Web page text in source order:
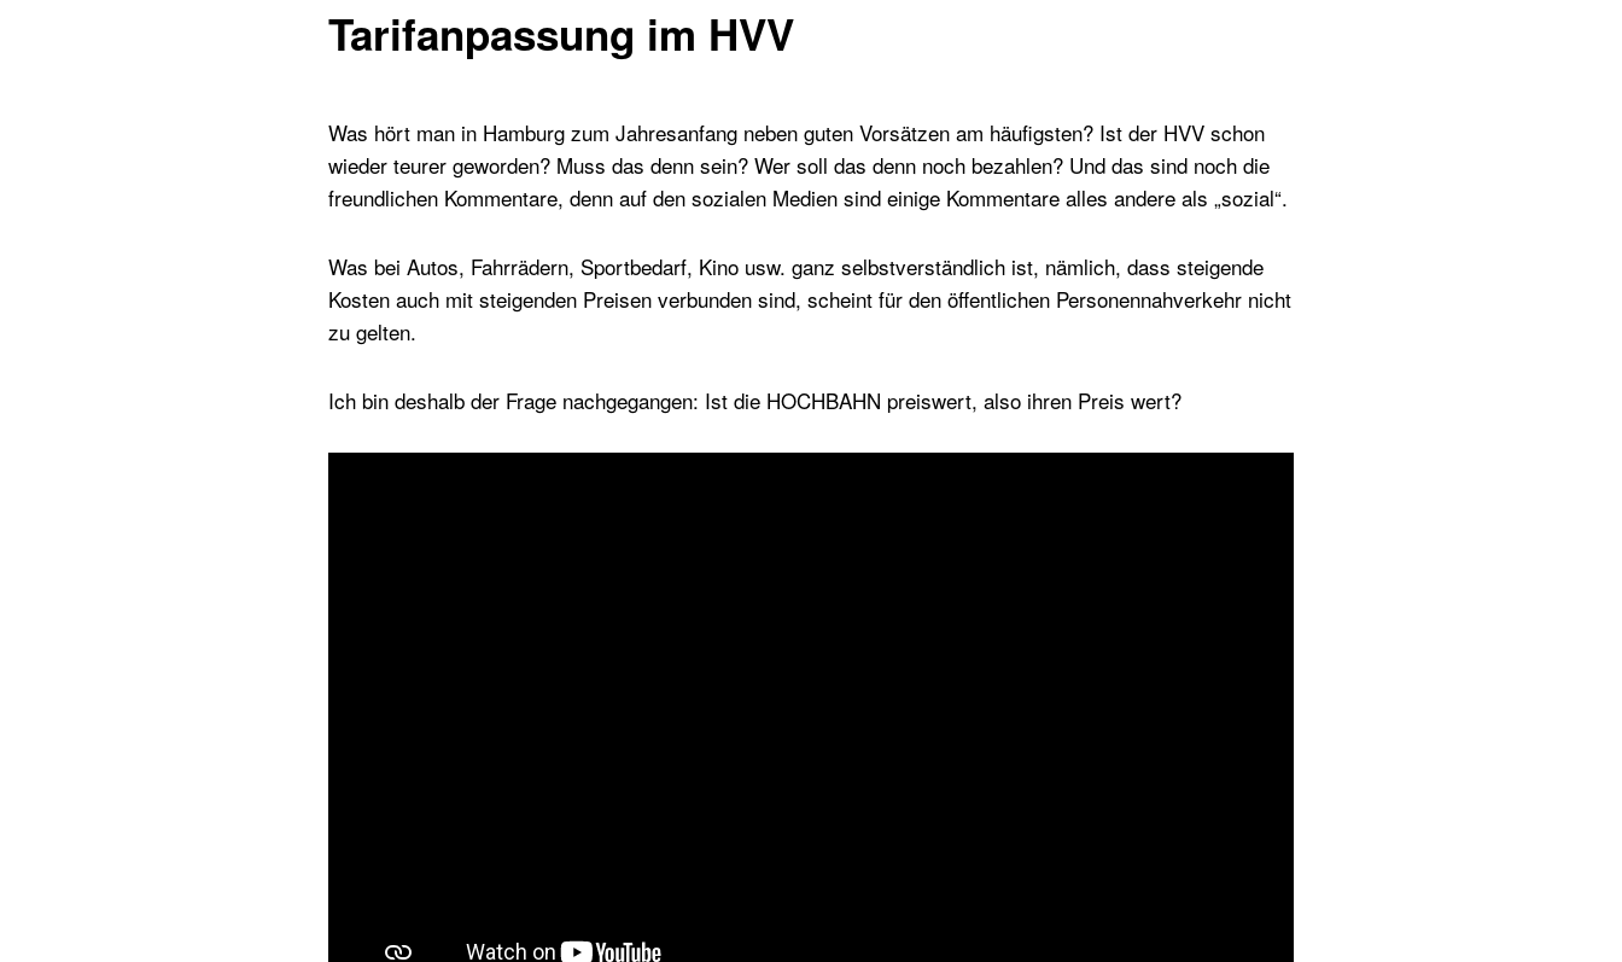
Tarifanpassung im HVV
Was hört man in Hamburg zum Jahresanfang neben guten Vorsätzen am häufigsten? Ist der HVV schon
wieder teurer geworden? Muss das denn sein? Wer soll das denn noch bezahlen? Und das sind noch die
freundlichen Kommentare, denn auf den sozialen Medien sind einige Kommentare alles andere als „sozial“.
Was bei Autos, Fahrrädern, Sportbedarf, Kino usw. ganz selbstverständlich ist, nämlich, dass steigende
Kosten auch mit steigenden Preisen verbunden sind, scheint für den öffentlichen Personennahverkehr nicht
zu gelten.
Ich bin deshalb der Frage nachgegangen: Ist die HOCHBAHN preiswert, also ihren Preis wert?